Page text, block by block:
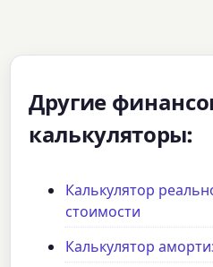
Другие
калькуляторы:
Калькулятор
стоимости
Калькулятор